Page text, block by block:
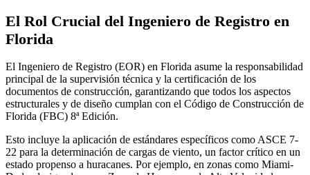
El Rol Crucial del Ingeniero de Registro en
Florida
El Ingeniero de Registro (EOR) en Florida asume la responsabilidad
principal de la supervisión técnica y la certificación de los
documentos de construcción, garantizando que todos los aspectos
estructurales y de diseño cumplan con el Código de Construcción de
Florida (FBC) 8ª Edición.
Esto incluye la aplicación de estándares específicos como ASCE 7-
22 para la determinación de cargas de viento, un factor crítico en un
estado propenso a huracanes. Por ejemplo, en zonas como Miami-